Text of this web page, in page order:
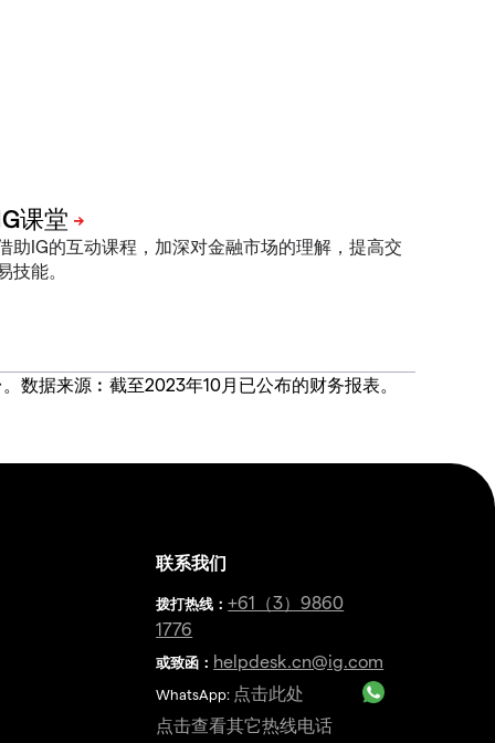
助IG的互动课程，加深对金融市场的理解，提高交
技能。
数据来源︰截至2023年10月已公布的财务报表。
联系我们
拨打热线 ：+61（3）9860
1776
或致函： helpdesk.cn@ig.com
WhatsApp: 点击此处
点击查看其它热线电话